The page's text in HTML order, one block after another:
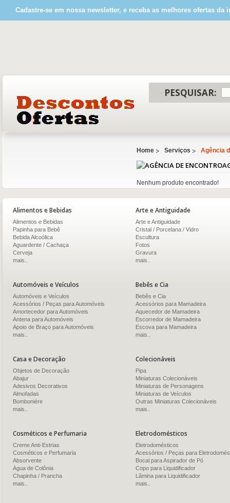
Cadastre-se em nossa newsletter, e receba as melhores ofertas da
PESQUISAR:
Home Serviços Agência
Nenhum produto encontrado!
Alimentos e Bebidas
Alimentos e Bebidas
Papinha para Bebê
Bebida Alcoólica
Aguardente / Cachaça
Cerveja
mais..
Arte e Antiguidade
Arte e Antiguidade
Cristal / Porcelana / Vidro
Escultura
Fotos
Gravura
mais..
Automóveis e Veículos
Automóveis e Veículos
Acessórios / Peças para Automóveis
Amortecedor para Automóveis
Antena para Automóveis
Apoio de Braço para Automóveis
mais..
Bebês e Cia
Bebês e Cia
Acessórios para Mamadeira
Aquecedor de Mamadeira
Escorredor de Mamadeira
Escova para Mamadeira
mais..
Casa e Decoração
Objetos de Decoração
Abajur
Adesivos Decorativos
Almofadas
Bomboniére
mais..
Colecionáveis
Pipa
Miniaturas Colecionáveis
Miniaturas de Personagens
Miniaturas de Veículos
Outras Miniaturas Colecionáveis
mais..
Cosméticos e Perfumaria
Creme Anti-Estrias
Cosméticos e Perfumaria
Absorvente
Água de Colônia
Chapinha / Prancha
mais..
Eletrodomésticos
Eletrodomésticos
Acessórios / Peças para
Bocal para Aspirador de Pó
Copo para Liquidificador
Lâmina para Liquidificador
mais..